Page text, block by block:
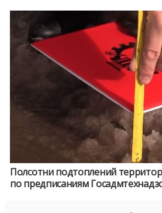
Полсотни подтоплений
по предписаниям